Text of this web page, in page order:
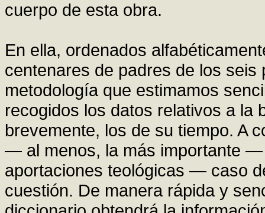
cuerpo de esta obra.
En ella, ordenados
centenares de padres de los
metodología que estimamos
recogidos los datos relativos a la
brevemente, los de su tiempo. A
— al menos, la más importante —
aportaciones teológicas — caso
cuestión. De manera rápida y